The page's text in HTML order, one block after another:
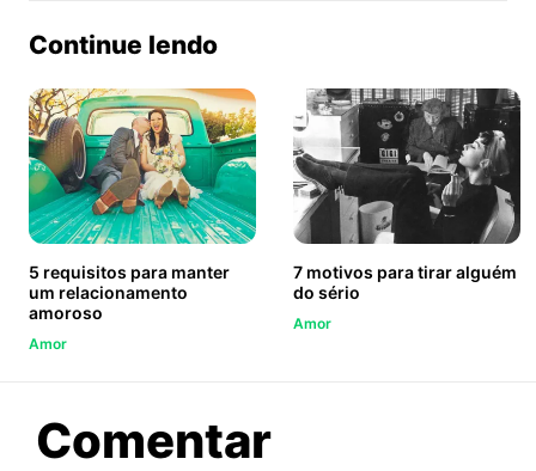
Continue lendo
5 requisitos para manter
um relacionamento
amoroso
Amor
7 motivos para tirar alguém
do sério
Amor
Comentarsobre